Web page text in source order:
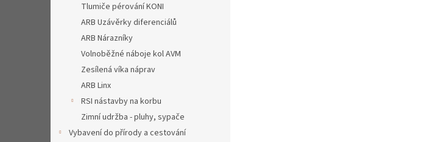
Tlumiče pérování KONI
ARB Uzávěrky diferenciálů
ARB Nárazníky
Volnoběžné náboje kol AVM
Zesílená víka náprav
ARB Linx
RSI nástavby na korbu
Zimní udržba - pluhy, sypače
Vybavení do přírody a cestování